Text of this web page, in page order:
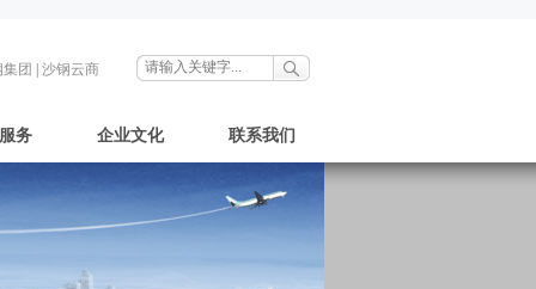
团 沙钢云商
务 企业文化 联系我们